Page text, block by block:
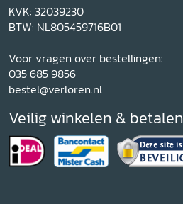
KVK: 32039230
BTW: NL805459716B01
Voor vragen over bestellingen:
035 685 9856
bestel@verloren.nl
Veilig winkelen & betalen